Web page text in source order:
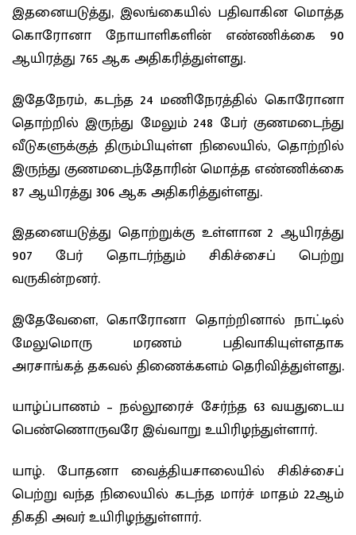
இதனையடுத்து, இலங்கையில் பதிவாகின மொத்த
கொரோனா நோயாளிகளின் எண்ணிக்கை 90
ஆயிரத்து 765 ஆக அதிகரித்துள்ளது.
இதேநேரம், கடந்த 24 மணிநேரத்தில் கொரோனா
தொற்றில் இருந்து மேலும் 248 பேர் குணமடைந்து
வீடுகளுக்குத் திரும்பியுள்ள நிலையில், தொற்றில்
இருந்து குணமடைந்தோரின் மொத்த எண்ணிக்கை
87 ஆயிரத்து 306 ஆக அதிகரித்துள்ளது.
இதனையடுத்து தொற்றுக்கு உள்ளான 2 ஆயிரத்து
907 பேர் தொடர்ந்தும் சிகிச்சைப் பெற்று
வருகின்றனர்.
இதேவேளை, கொரோனா தொற்றினால் நாட்டில்
மேலுமொரு மரணம் பதிவாகியுள்ளதாக
அரசாங்கத் தகவல் திணைக்களம் தெரிவித்துள்ளது.
யாழ்ப்பாணம் – நல்லூரைச் சேர்ந்த 63 வயதுடைய
பெண்ணொருவரே இவ்வாறு உயிரிழந்துள்ளார்.
யாழ். போதனா வைத்தியசாலையில் சிகிச்சைப்
பெற்று வந்த நிலையில் கடந்த மார்ச் மாதம் 22ஆம்
திகதி அவர் உயிரிழந்துள்ளார்.